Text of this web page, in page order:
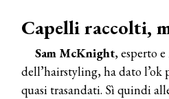
Capelli raccolti,
Sam McKnight, esperto
dell’hairstyling, ha dato
quasi trasandati. Sì quindi